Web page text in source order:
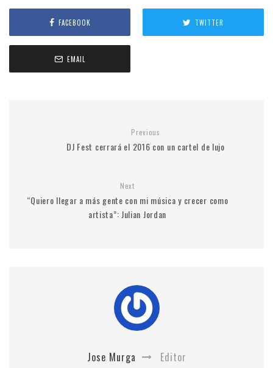
FACEBOOK TWITTER
EMAIL
Previous
DJ Fest cerrará el 2016 con un cartel de lujo
Next
“Quiero llegar a más gente con mi música y crecer como
artista”: Julian Jordan
Jose Murga Editor